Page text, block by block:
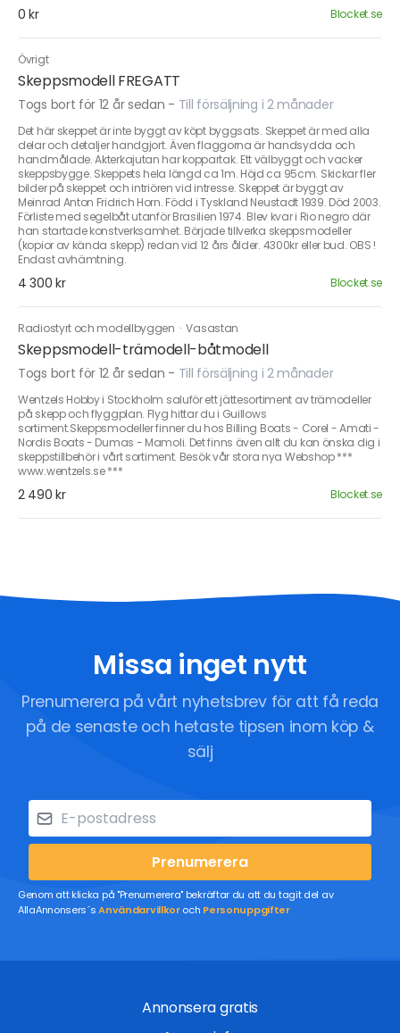
0 kr Blocket.se
Övrigt
Skeppsmodell FREGATT
Togs bort för 12 år sedan - Till försäljning i 2 månader
Det här skeppet är inte byggt av köpt byggsats. Skeppet är med alla
delar och detaljer handgjort. Även flaggorna är handsydda och
handmålade. Akterkajutan har koppartak. Ett välbyggt och vacker
skeppsbygge. Skeppets hela längd ca 1m. Höjd ca 95cm. Skickar fler
bilder på skeppet och intriören vid intresse. Skeppet är byggt av
Meinrad Anton Fridrich Horn. Född i Tyskland Neustadt 1939. Död 2003.
Förliste med segelbåt utanför Brasilien 1974. Blev kvar i Rio negro där
han startade konstverksamhet. Började tillverka skeppsmodeller
(kopior av kända skepp) redan vid 12 års ålder. 4300kr eller bud. OBS !
Endast avhämtning.
4 300 kr Blocket.se
Radiostyrt och modellbyggen ·Vasastan
Skeppsmodell-trämodell-båtmodell
Togs bort för 12 år sedan - Till försäljning i 2 månader
Wentzels Hobby i Stockholm saluför ett jättesortiment av trämodeller
på skepp och flyggplan. Flyg hittar du i Guillows
sortiment.Skeppsmodeller finner du hos Billing Boats - Corel - Amati -
Nordis Boats - Dumas - Mamoli. Det finns även allt du kan önska dig i
skeppstillbehör i vårt sortiment. Besök vår stora nya Webshop ***
www.wentzels.se ***
2 490 kr Blocket.se
Missa inget nytt
Prenumerera på vårt nyhetsbrev för att få reda
på de senaste och hetaste tipsen inom köp &
sälj
Prenumerera
Genom att klicka på "Prenumerera" bekräftar du att du tagit del av
AllaAnnonsers´sAnvändarvillkoroch Personuppgifter
Annonsera gratis